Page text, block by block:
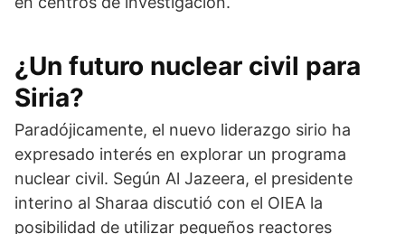
¿Un futuro nuclear civil para
Siria?
Paradójicamente, el nuevo liderazgo sirio ha
expresado interés en explorar un programa
nuclear civil. Según Al Jazeera, el presidente
interino al Sharaa discutió con el OIEA la
posibilidad de utilizar pequeños reactores